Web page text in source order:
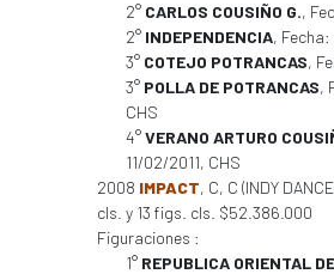
2° CARLOS COUSIÑO G.,
2° INDEPENDENCIA, Fecha:
3° COTEJO POTRANCAS,
3° POLLA DE POTRANCAS,
CHS
4°VERANO ARTURO
11/02/2011, CHS
2008 IMPACT, C, C (INDY
cls. y 13 figs. cls. $52.386.000
Figuraciones :
1° REPUBLICA ORIENTAL